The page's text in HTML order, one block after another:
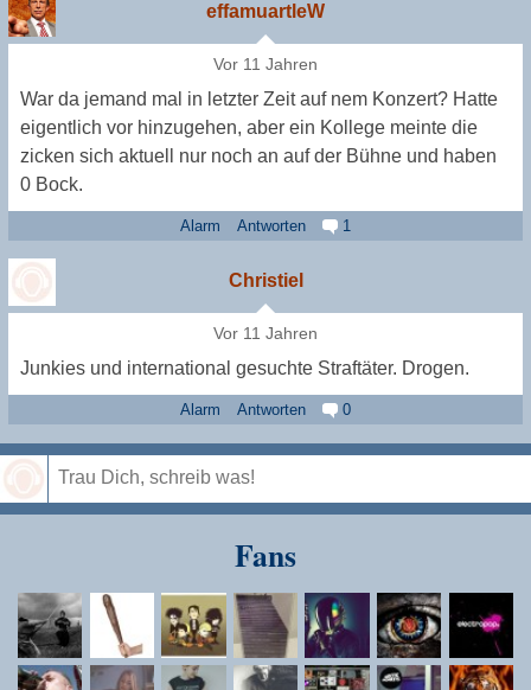
effamuartleW
Vor 11 Jahren
War da jemand mal in letzter Zeit auf nem Konzert? Hatte
eigentlich vor hinzugehen, aber ein Kollege meinte die
zicken sich aktuell nur noch an auf der Bühne und haben
0 Bock.
Alarm Antworten 1
Christiel
Vor 11 Jahren
Junkies und international gesuchte Straftäter. Drogen.
Alarm Antworten 0
Fans